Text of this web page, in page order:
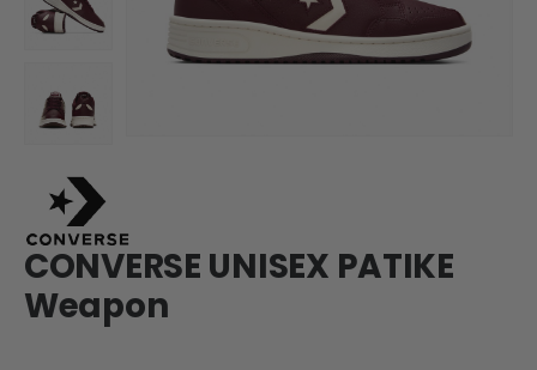
CONVERSE UNISEX PATIKE
Weapon